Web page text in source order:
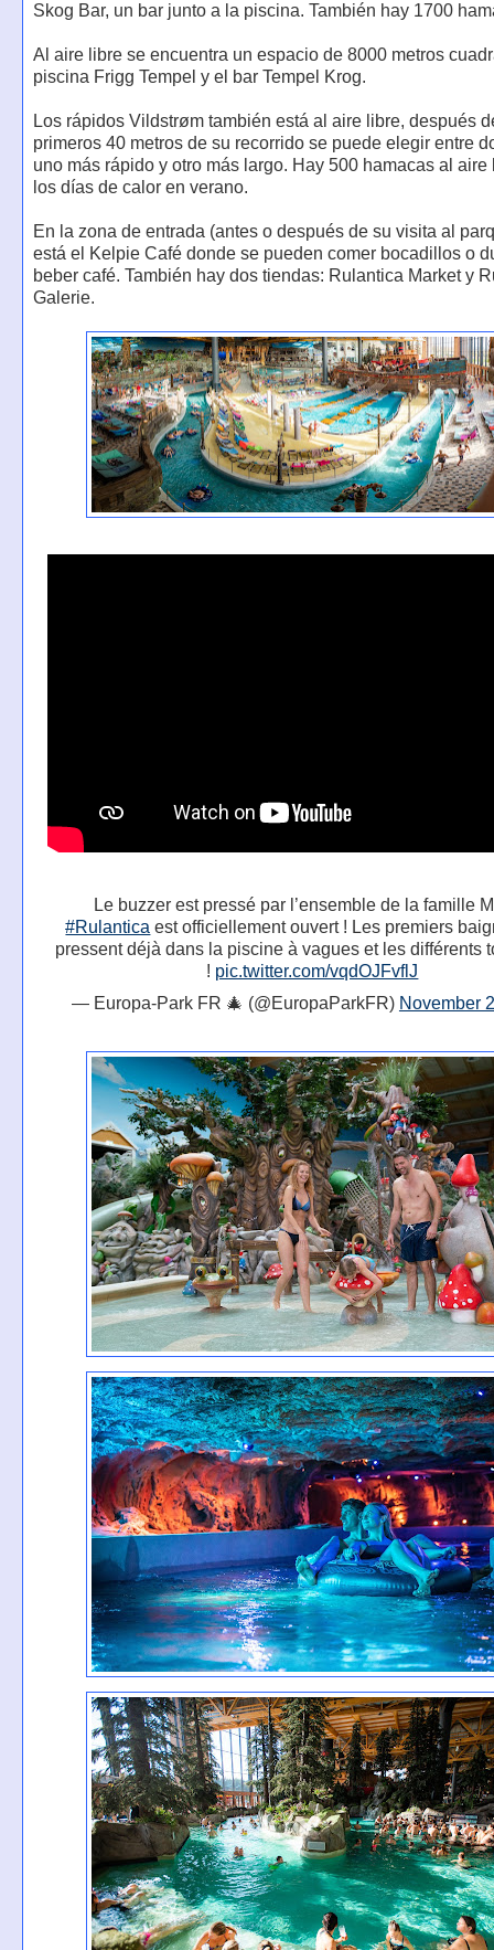
Skog Bar, un bar junto a la piscina. También hay 1700
Al aire libre se encuentra un espacio de 8000 metros
piscina Frigg Tempel y el bar Tempel Krog.
Los rápidos Vildstrøm también está al aire libre, después
primeros 40 metros de su recorrido se puede elegir entre
uno más rápido y otro más largo. Hay 500 hamacas al aire
los días de calor en verano.
En la zona de entrada (antes o después de su visita al
está el Kelpie Café donde se pueden comer bocadillos o
beber café. También hay dos tiendas: Rulantica Market y
Galerie.
Le buzzer est pressé par l’ensemble de la famille
#Rulantica est officiellement ouvert ! Les premiers
pressent déjà dans la piscine à vagues et les différents
! pic.twitter.com/vqdOJFvflJ
— Europa-Park FR 🎄 (@EuropaParkFR) November